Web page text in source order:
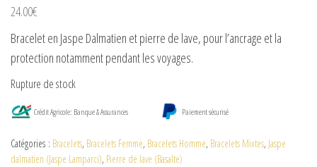
24.00€
Bracelet en Jaspe Dalmatien et pierre de lave, pour l’ancrage et la
protection notamment pendant les voyages.
Rupture de stock
Crédit Agricole: Banque & Assurances Paiement sécurisé
Catégories : Bracelets, Bracelets Femme, Bracelets Homme, Bracelets Mixtes, Jaspe
dalmatien (Jaspe Lamparci), Pierre de lave (Basalte)